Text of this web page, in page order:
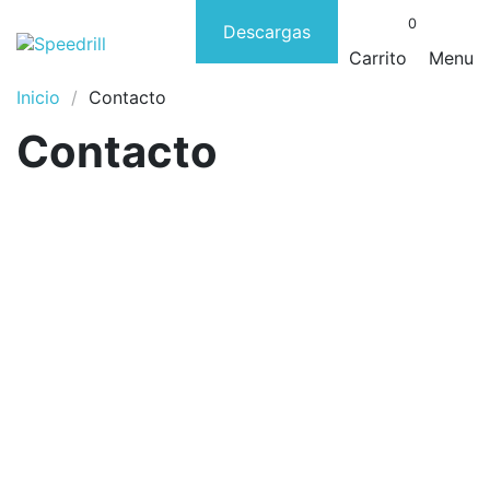
Descargas 0
Carrito
Menu
Inicio
Contacto
Contacto